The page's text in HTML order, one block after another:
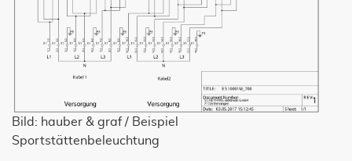
Bild: hauber & graf / Beispiel
Sportstättenbeleuchtung